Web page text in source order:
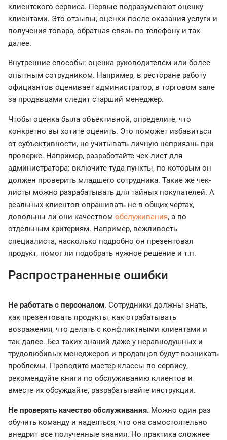
клиентского сервиса. Первые подразумевают оценку
клиентами. Это отзывы, оценки после оказания услуги и
получения товара, обратная связь по телефону и так
далее.
Внутренние способы: оценка руководителем или более
опытным сотрудником. Например, в ресторане работу
официантов оценивает администратор, в торговом зале
за продавцами следит старший менеджер.
Чтобы оценка была объективной, определите, что
конкретно вы хотите оценить. Это поможет избавиться
от субъективности, не учитывать личную неприязнь при
проверке. Например, разработайте чек-лист для
администратора: включите туда пункты, по которым он
должен проверить младшего сотрудника. Такие же чек-
листы можно разрабатывать для тайных покупателей. А
реальных клиентов опрашивать не в общих чертах,
довольны ли они качеством обслуживания, а по
отдельным критериям. Например, вежливость
специалиста, насколько подробно он презентовал
продукт, помог ли подобрать нужное решение и т.п.
Распространенные ошибки
Не работать с персоналом. Сотрудники должны знать,
как презентовать продукты, как отрабатывать
возражения, что делать с конфликтными клиентами и
так далее. Без таких знаний даже у неравнодушных и
трудолюбивых менеджеров и продавцов будут возникать
проблемы. Проводите мастер-классы по сервису,
рекомендуйте книги по обслуживанию клиентов и
вместе их обсуждайте, разрабатывайте инструкции.
Не проверять качество обслуживания. Можно один раз
обучить команду и надеяться, что она самостоятельно
внедрит все полученные знания. Но практика сложнее